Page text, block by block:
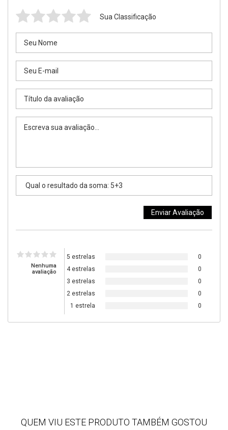
Sua Classificação
Nenhuma
avaliação
5 estrelas
0
4 estrelas
0
3 estrelas
0
2 estrelas
0
1 estrela
0
QUEM VIU ESTE PRODUTO TAMBÉM GOSTOU